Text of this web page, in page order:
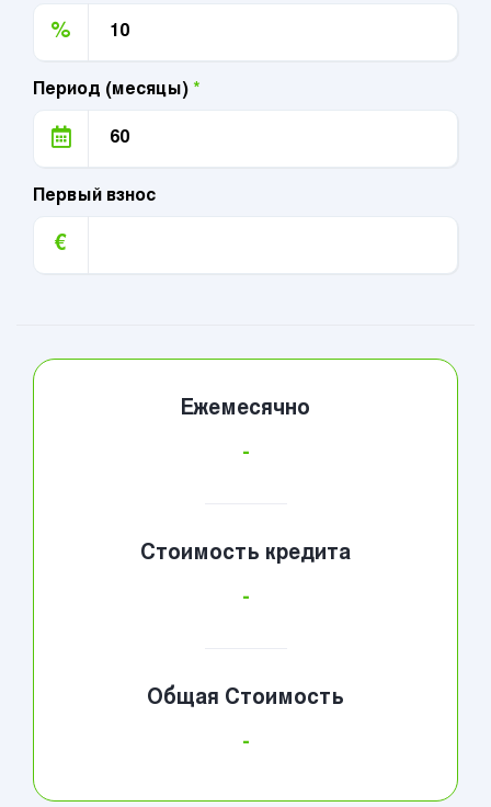
%
Период (месяцы) *
Первый взнос
€
Ежемесячно
-
Стоимость кредита
-
Общая Стоимость
-